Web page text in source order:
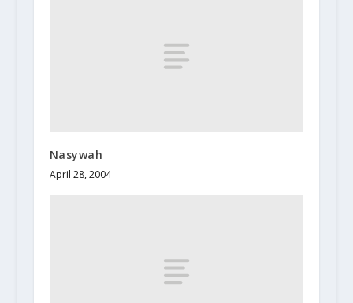
Nasywah
April 28, 2004